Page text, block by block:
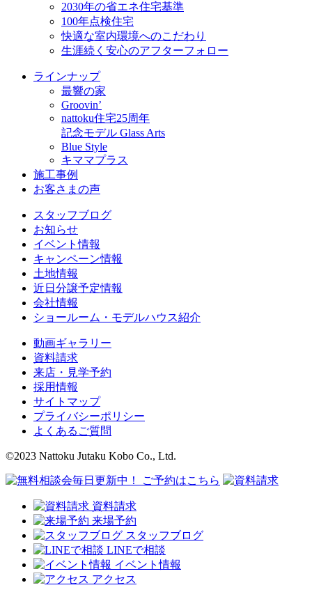
2030年の省エネ住宅基準
100年点検住宅
快適な室内環境へのこだわり
生涯続く安心のアフターフォロー
ラインナップ
最響の家
Groovin’
nattoku住宅25周年
記念モデル Glass Arts
Blue Style
キママプラス
施工事例
お客さまの声
スタッフブログ
お知らせ
イベント情報
キャンペーン情報
土地情報
近日分譲予定情報
会社情報
ショールーム・モデルハウス紹介
動画ギャラリー
資料請求
来店・見学予約
採用情報
サイトマップ
プライバシーポリシー
よくあるご質問
©2023 Nattoku Jutaku Kobo Co., Ltd.
資料請求
来場予約
スタッフブログ
LINEで相談
イベント情報
アクセス